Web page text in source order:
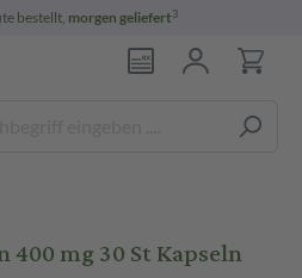
bestellt, morgen geliefert3
400 mg 30 St Kapseln